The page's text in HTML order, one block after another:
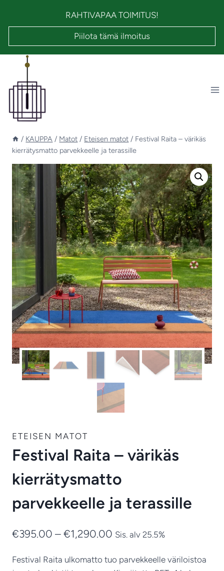
RAHTIVAPAA TOIMITUS!
Piilota tämä ilmoitus
/ KAUPPA / Matot / Eteisen matot / Festival Raita – värikäs
kierrätysmatto parvekkeelle ja terassille
ETEISEN MATOT
Festival Raita – värikäs
kierrätysmatto
parvekkeelle ja terassille
€395.00 – €1,290.00 Hintaluokka:
-
Sis. alv 25.5%
Festival Raita ulkomatto tuo parvekkeelle väriloistoa